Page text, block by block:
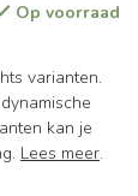
Op voorraad
varianten.
kan je
Lees meer.